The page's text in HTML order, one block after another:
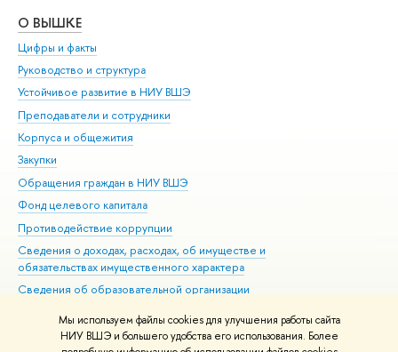
Мы используем файлы cookies для улучшения работы сайта
НИУ ВШЭ и большего удобства его использования. Более
О ВЫШКЕ
Цифры и факты
Руководство и структура
Устойчивое развитие в НИУ ВШЭ
Преподаватели и сотрудники
Корпуса и общежития
Закупки
Обращения граждан в НИУ ВШЭ
Фонд целевого капитала
Противодействие коррупции
Сведения о доходах, расходах, об имуществе и
обязательствах имущественного характера
Сведения об образовательной организации
Людям с ограниченными возможностями здоровья
Единая платежная страница